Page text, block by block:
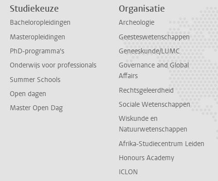
Studiekeuze
Bacheloropleidingen
Masteropleidingen
PhD-programma's
Onderwijs voor professionals
Summer Schools
Open dagen
Master Open Dag
Organisatie
Archeologie
Geesteswetenschappen
Geneeskunde/LUMC
Governance and Global
Affairs
Rechtsgeleerdheid
Sociale Wetenschappen
Wiskunde en
Natuurwetenschappen
Afrika-Studiecentrum Leiden
Honours Academy
ICLON